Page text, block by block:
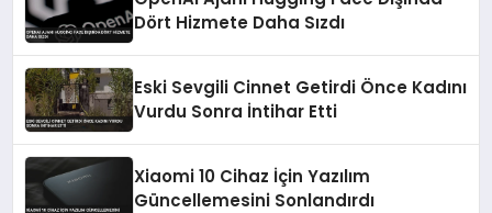
Dört Hizmete Daha Sızdı
Eski Sevgili Cinnet Getirdi Önce Kadını
Vurdu Sonra İntihar Etti
Xiaomi 10 Cihaz İçin Yazılım
Güncellemesini Sonlandırdı